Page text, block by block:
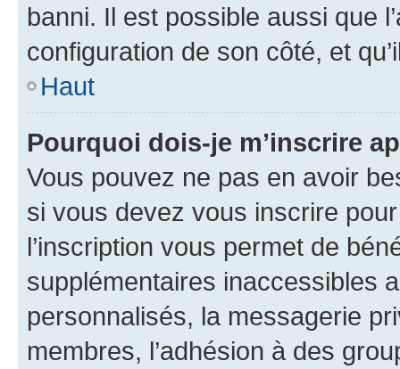
banni. Il est possible aussi que
configuration de son côté, et
Haut
Pourquoi dois-je m’inscrire
Vous pouvez ne pas en avoir
si vous devez vous inscrire
l’inscription vous permet de
supplémentaires inaccessibles
personnalisés, la messagerie
membres, l’adhésion à des